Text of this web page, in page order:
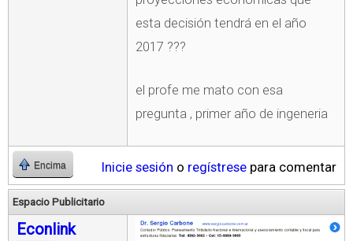
esta decisión tendrá en el año
2017 ???
el profe me mato con esa
pregunta , primer año de ingeneria
Encima Inicie sesión o regístrese para comentar
Espacio Publicitario
Econlink